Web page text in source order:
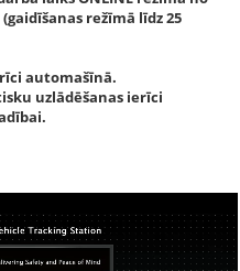
režīmā līdz 25
automašīnā.
uzlādēšanas ierīci